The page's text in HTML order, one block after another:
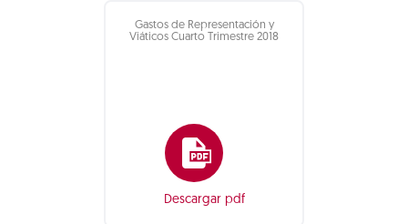
Gastos de Representación y
Viáticos Cuarto Trimestre 2018
Descargar pdf